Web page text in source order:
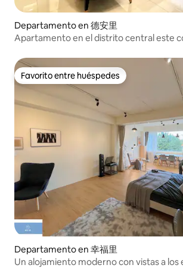
Departamento en 德安里
Apartamento en el distrito central este
Favorito entre huéspedes
Favorito entre huéspedes
Departamento en 幸福里
Un alojamiento moderno con vistas a los